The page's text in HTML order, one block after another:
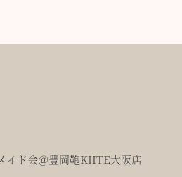
イド会＠豊岡鞄KIITE大阪店